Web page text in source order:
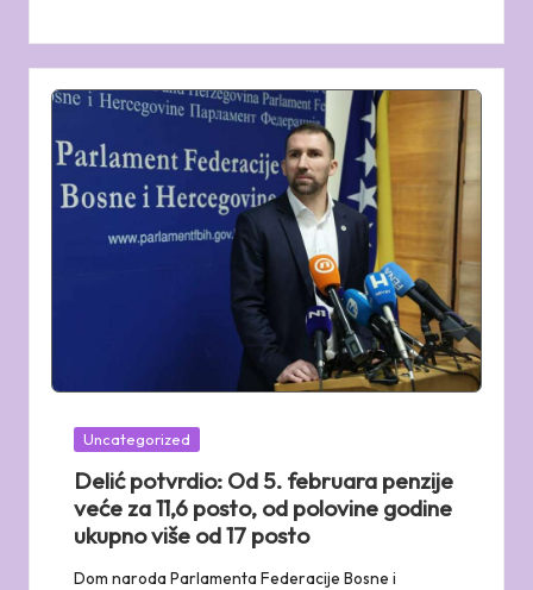
Posted
Uncategorized
Delić potvrdio: Od 5. februara penzije
veće za 11,6 posto, od polovine godine
ukupno više od 17 posto
Dom naroda Parlamenta Federacije Bosne i